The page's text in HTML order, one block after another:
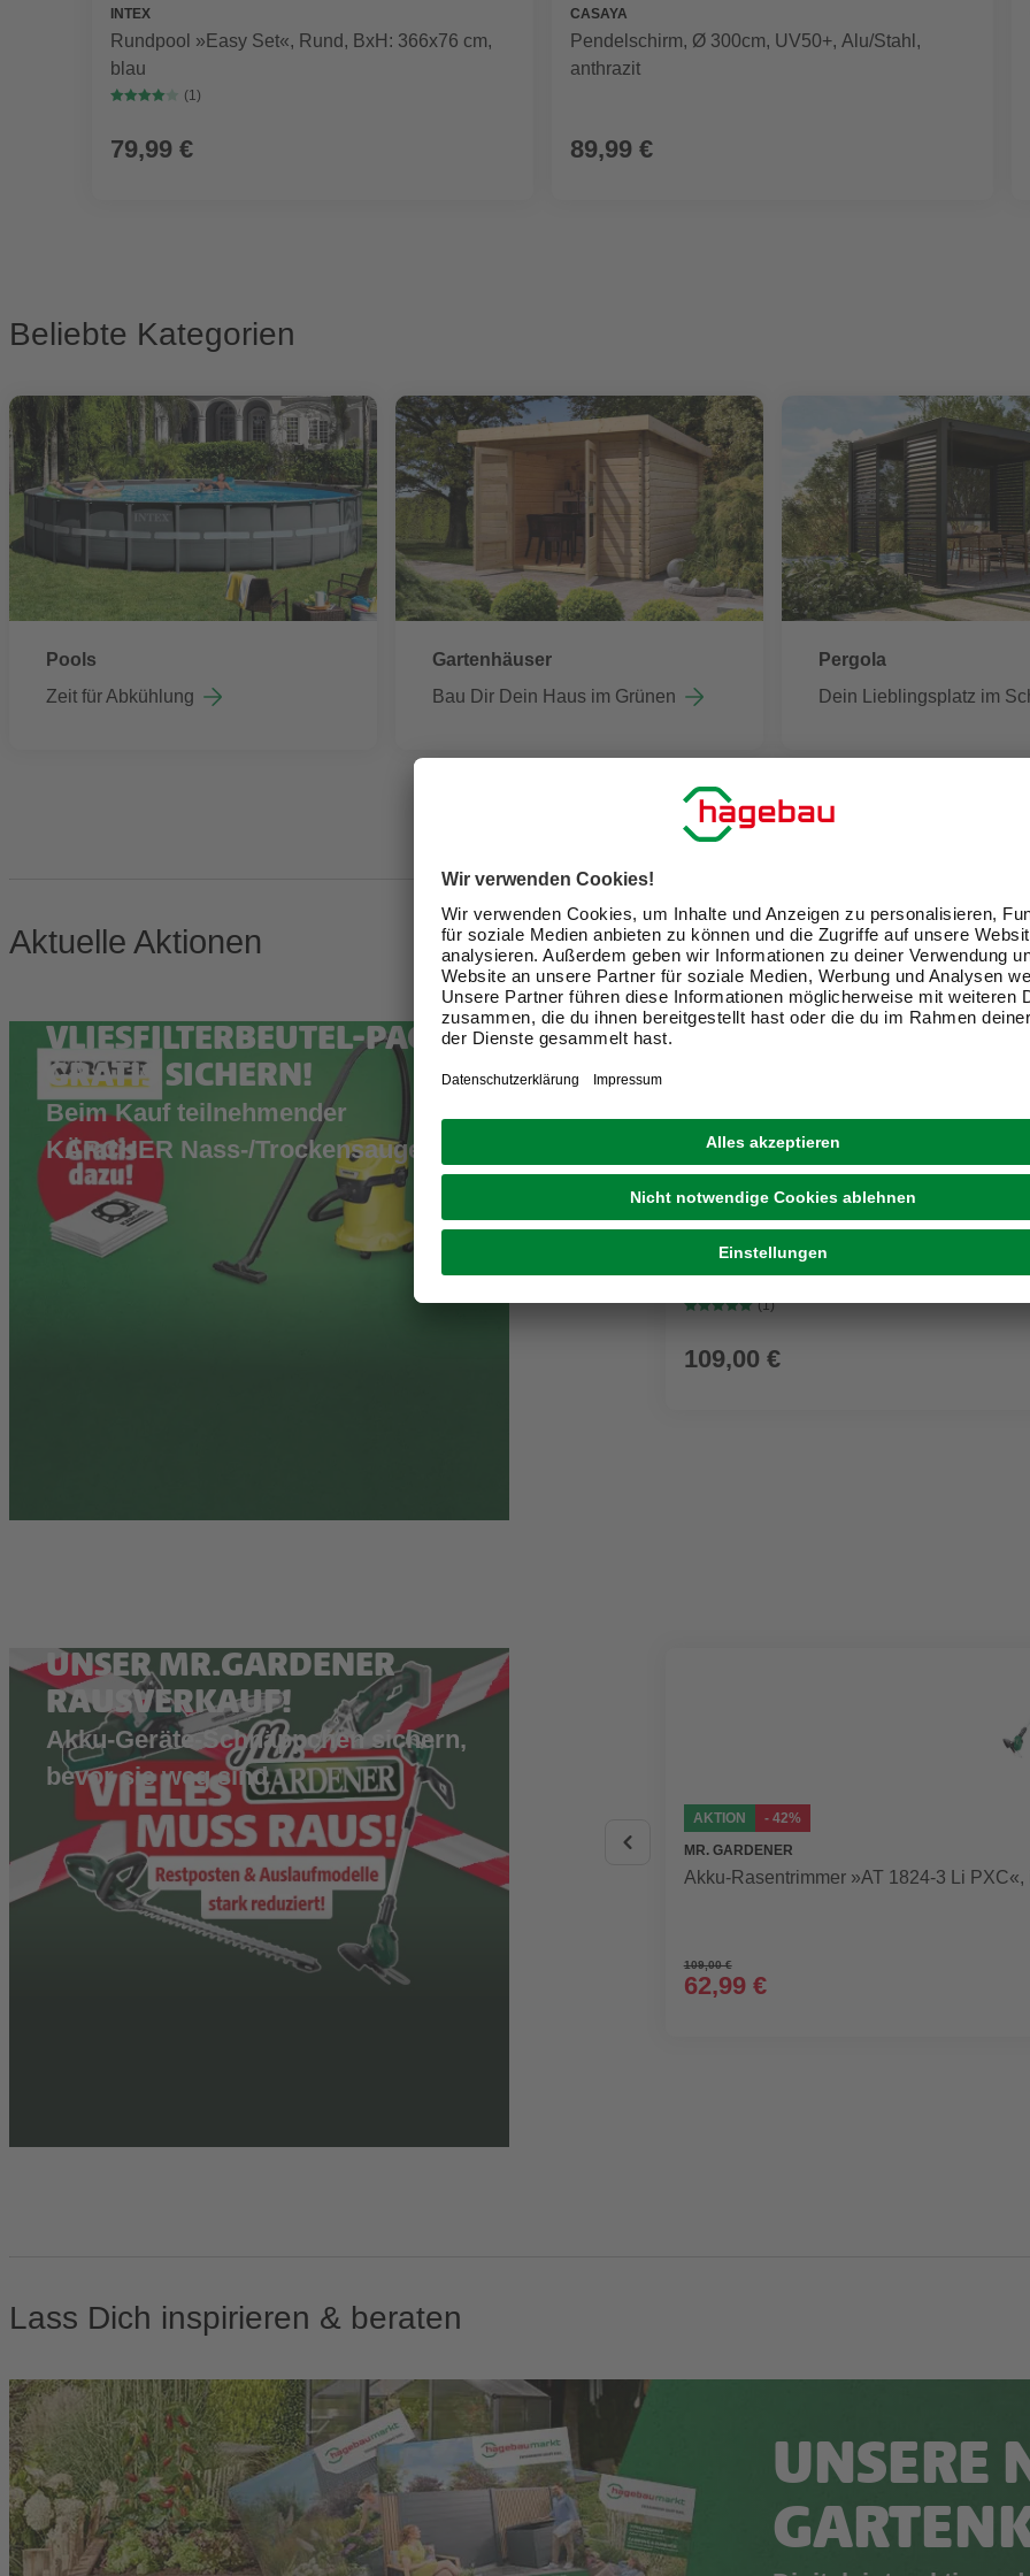
INTEX
Rundpool »Easy Set«, Rund, BxH: 366x76 cm,
blau
(1)
79,99 €
CASAYA
Pendelschirm, Ø 300cm, UV50+, Alu/Stahl,
anthrazit
89,99 €
Beliebte Kategorien
Pools
Zeit für Abkühlung
Gartenhäuser
Bau Dir Dein Haus im Grünen
Pergola
Dein Lieblingsplatz im
Aktuelle Aktionen
VLIESFILTERBEUTEL-PACK
GRATIS SICHERN!
Beim Kauf teilnehmender
KÄRCHER Nass-/Trockensauger
GRATIS ZUGABE
KÄRCHER
Nass-/Trockensauger WD 3 P V-17/4/20
Kunststoffbehälter
(1)
109,00 €
UNSER MR.GARDENER
RAUSVERKAUF!
Akku-Geräte-Schnäppchen sichern,
bevor sie weg sind
AKTION
- 42%
MR. GARDENER
Akku-Rasentrimmer »AT 1824-3 Li PXC«,
109,00 €
62,99 €
Lass Dich inspirieren & beraten
UNSERE